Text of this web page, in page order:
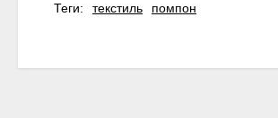
Теги: текстиль помпон